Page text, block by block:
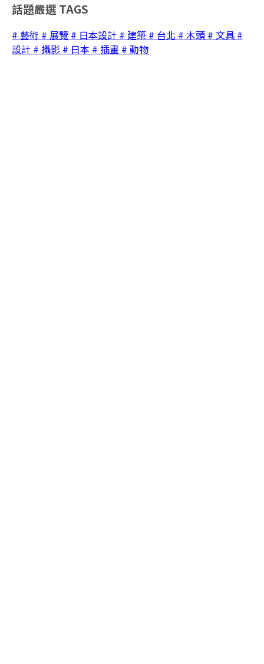
話題嚴選 TAGS
# 藝術 # 展覽 # 日本設計 # 建築 # 台北 # 木頭 # 文具 #
設計 # 攝影 # 日本 # 插畫 # 動物